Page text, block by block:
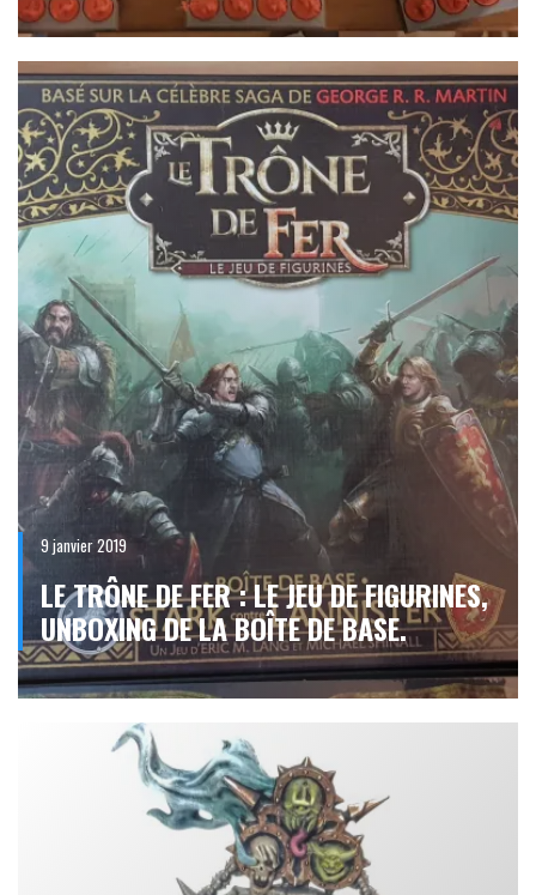
9 janvier 2019
LE TRÔNE DE FER : LE JEU DE FIGURINES,
UNBOXING DE LA BOÎTE DE BASE.